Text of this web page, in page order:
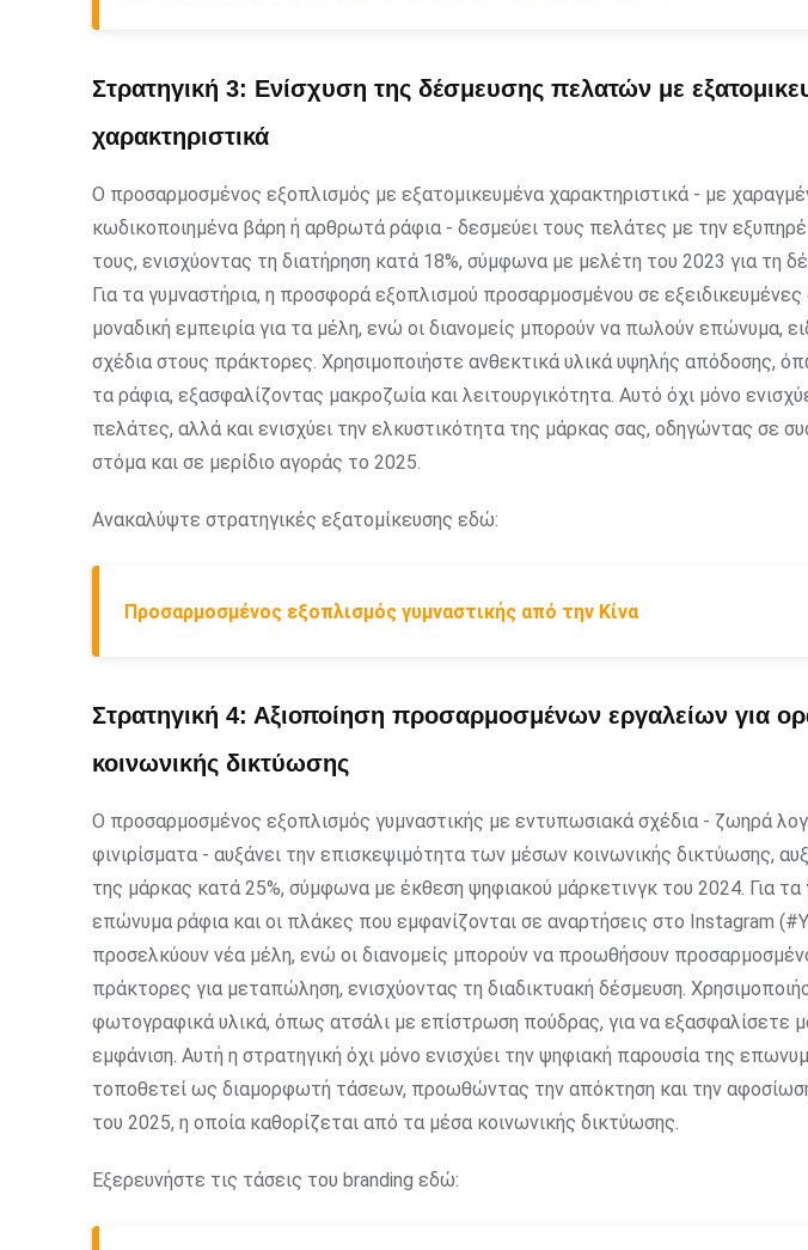
Στρατηγική 3: Ενίσχυση της δέσμευσης πελατών με
χαρακτηριστικά
Ο προσαρμοσμένος εξοπλισμός με εξατομικευμένα χαρακτηριστικά - με
κωδικοποιημένα βάρη ή αρθρωτά ράφια - δεσμεύει τους πελάτες με την
τους, ενισχύοντας τη διατήρηση κατά 18%, σύμφωνα με μελέτη του 2023 για τη
Για τα γυμναστήρια, η προσφορά εξοπλισμού προσαρμοσμένου σε εξειδικευμένες
μοναδική εμπειρία για τα μέλη, ενώ οι διανομείς μπορούν να πωλούν επώνυμα,
σχέδια στους πράκτορες. Χρησιμοποιήστε ανθεκτικά υλικά υψηλής απόδοσης,
τα ράφια, εξασφαλίζοντας μακροζωία και λειτουργικότητα. Αυτό όχι μόνο
πελάτες, αλλά και ενισχύει την ελκυστικότητα της μάρκας σας, οδηγώντας σε
στόμα και σε μερίδιο αγοράς το 2025.
Ανακαλύψτε στρατηγικές εξατομίκευσης εδώ:
Προσαρμοσμένος εξοπλισμός γυμναστικής από την Κίνα
Στρατηγική 4: Αξιοποίηση προσαρμοσμένων εργαλείων για
κοινωνικής δικτύωσης
Ο προσαρμοσμένος εξοπλισμός γυμναστικής με εντυπωσιακά σχέδια - ζωηρά
φινιρίσματα - αυξάνει την επισκεψιμότητα των μέσων κοινωνικής δικτύωσης,
της μάρκας κατά 25%, σύμφωνα με έκθεση ψηφιακού μάρκετινγκ του 2024. Για τα
επώνυμα ράφια και οι πλάκες που εμφανίζονται σε αναρτήσεις στο Instagram
προσελκύουν νέα μέλη, ενώ οι διανομείς μπορούν να προωθήσουν
πράκτορες για μεταπώληση, ενισχύοντας τη διαδικτυακή δέσμευση.
φωτογραφικά υλικά, όπως ατσάλι με επίστρωση πούδρας, για να εξασφαλίσετε
εμφάνιση. Αυτή η στρατηγική όχι μόνο ενισχύει την ψηφιακή παρουσία της
τοποθετεί ως διαμορφωτή τάσεων, προωθώντας την απόκτηση και την
του 2025, η οποία καθορίζεται από τα μέσα κοινωνικής δικτύωσης.
Εξερευνήστε τις τάσεις του branding εδώ: